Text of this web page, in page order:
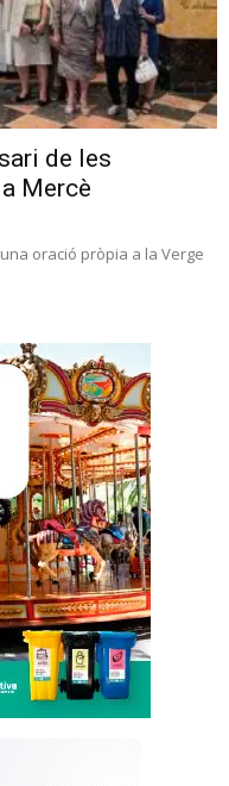
de les
Mercè
oració pròpia a la Verge